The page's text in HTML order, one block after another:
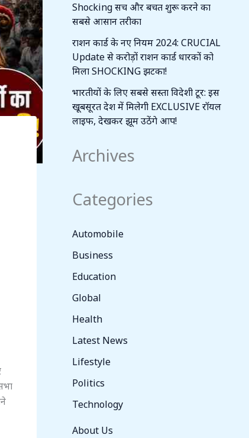
Shocking सच और बचत शुरू करने का
सबसे आसान तरीका
राशन कार्ड के नए नियम 2024: CRUCIAL
Update से करोड़ों राशन कार्ड धारकों को
मिला SHOCKING झटका!
भारतीयों के लिए सबसे सस्ता विदेशी टूर: इस
खूबसूरत देश में मिलेगी EXCLUSIVE रॉयल
लाइफ, देखकर झूम उठेंगे आप!
Archives
Categories
Automobile
Business
Education
Global
Health
Latest News
Lifestyle
Politics
Technology
About Us